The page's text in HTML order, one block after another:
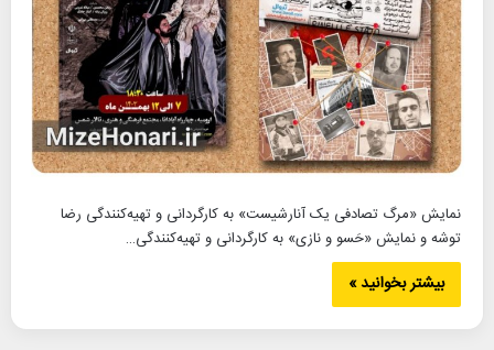
نمایش «مرگ تصادفی یک آنارشیست» به کارگردانی و تهیه‌کنندگی رضا
توشه و نمایش «حَسو و نازی» به کارگردانی و تهیه‌کنندگی…
بیشتر بخوانید »